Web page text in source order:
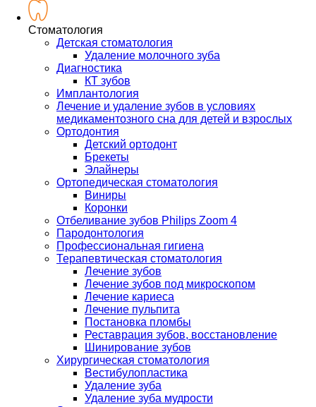
Стоматология
Детская стоматология
Удаление молочного зуба
Диагностика
КТ зубов
Имплантология
Лечение и удаление зубов в условиях
медикаментозного сна для детей и взрослых
Ортодонтия
Детский ортодонт
Брекеты
Элайнеры
Ортопедическая стоматология
Виниры
Коронки
Отбеливание зубов Philips Zoom 4
Пародонтология
Профессиональная гигиена
Терапевтическая стоматология
Лечение зубов
Лечение зубов под микроскопом
Лечение кариеса
Лечение пульпита
Постановка пломбы
Реставрация зубов, восстановление
Шинирование зубов
Хирургическая стоматология
Вестибулопластика
Удаление зуба
Удаление зуба мудрости